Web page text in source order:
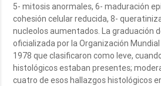
5- mitosis anormales, 6- maduración
cohesión celular reducida, 8-
nucleolos aumentados. La graduación
oficializada por la Organización
1978 que clasificaron como leve,
histológicos estaban presentes;
cuatro de esos hallazgos histológicos